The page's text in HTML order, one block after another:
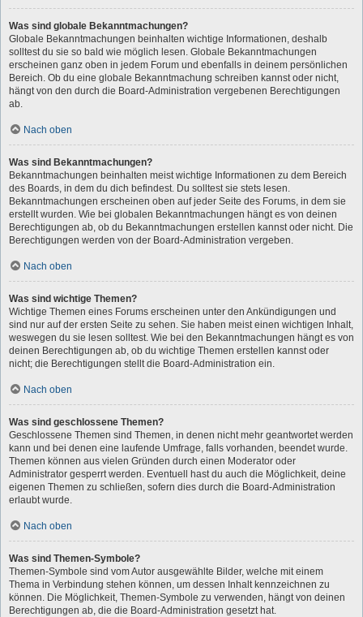
Was sind globale Bekanntmachungen?
Globale Bekanntmachungen beinhalten wichtige Informationen, deshalb
solltest du sie so bald wie möglich lesen. Globale Bekanntmachungen
erscheinen ganz oben in jedem Forum und ebenfalls in deinem persönlichen
Bereich. Ob du eine globale Bekanntmachung schreiben kannst oder nicht,
hängt von den durch die Board-Administration vergebenen Berechtigungen
ab.
Nach oben
Was sind Bekanntmachungen?
Bekanntmachungen beinhalten meist wichtige Informationen zu dem Bereich
des Boards, in dem du dich befindest. Du solltest sie stets lesen.
Bekanntmachungen erscheinen oben auf jeder Seite des Forums, in dem sie
erstellt wurden. Wie bei globalen Bekanntmachungen hängt es von deinen
Berechtigungen ab, ob du Bekanntmachungen erstellen kannst oder nicht. Die
Berechtigungen werden von der Board-Administration vergeben.
Nach oben
Was sind wichtige Themen?
Wichtige Themen eines Forums erscheinen unter den Ankündigungen und
sind nur auf der ersten Seite zu sehen. Sie haben meist einen wichtigen Inhalt,
weswegen du sie lesen solltest. Wie bei den Bekanntmachungen hängt es von
deinen Berechtigungen ab, ob du wichtige Themen erstellen kannst oder
nicht; die Berechtigungen stellt die Board-Administration ein.
Nach oben
Was sind geschlossene Themen?
Geschlossene Themen sind Themen, in denen nicht mehr geantwortet werden
kann und bei denen eine laufende Umfrage, falls vorhanden, beendet wurde.
Themen können aus vielen Gründen durch einen Moderator oder
Administrator gesperrt werden. Eventuell hast du auch die Möglichkeit, deine
eigenen Themen zu schließen, sofern dies durch die Board-Administration
erlaubt wurde.
Nach oben
Was sind Themen-Symbole?
Themen-Symbole sind vom Autor ausgewählte Bilder, welche mit einem
Thema in Verbindung stehen können, um dessen Inhalt kennzeichnen zu
können. Die Möglichkeit, Themen-Symbole zu verwenden, hängt von deinen
Berechtigungen ab, die die Board-Administration gesetzt hat.